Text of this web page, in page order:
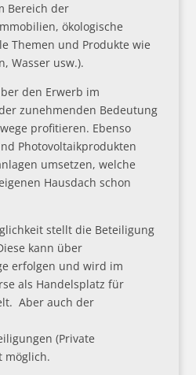
Bereich der
ökologische
Themen und Produkte wie
Wasser usw.).
den Erwerb im
zunehmenden Bedeutung
profitieren. Ebenso
Photovoltaikprodukten
umsetzen, welche
Hausdach schon
stellt die Beteiligung
kann über
erfolgen und wird im
als Handelsplatz für
Aber auch der
(Private
möglich.